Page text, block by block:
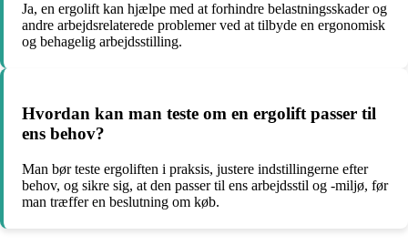
Ja, en ergolift kan hjælpe med at forhindre belastningsskader og
andre arbejdsrelaterede problemer ved at tilbyde en ergonomisk
og behagelig arbejdsstilling.
Hvordan kan man teste om en ergolift passer til
ens behov?
Man bør teste ergoliften i praksis, justere indstillingerne efter
behov, og sikre sig, at den passer til ens arbejdsstil og -miljø, før
man træffer en beslutning om køb.